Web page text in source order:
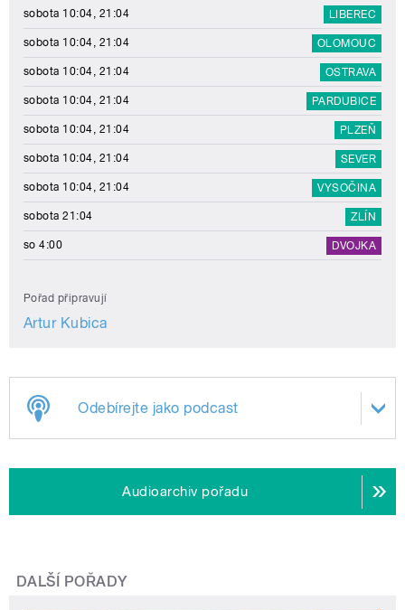
sobota 10:04, 21:04 LIBEREC
sobota 10:04, 21:04 OLOMOUC
sobota 10:04, 21:04 OSTRAVA
sobota 10:04, 21:04 PARDUBICE
sobota 10:04, 21:04 PLZEŇ
sobota 10:04, 21:04 SEVER
sobota 10:04, 21:04 VYSOČINA
sobota 21:04 ZLÍN
so 4:00 DVOJKA
Pořad připravují
Artur Kubica
Odebírejte jako podcast
Audioarchiv pořadu
DALŠÍ POŘADY